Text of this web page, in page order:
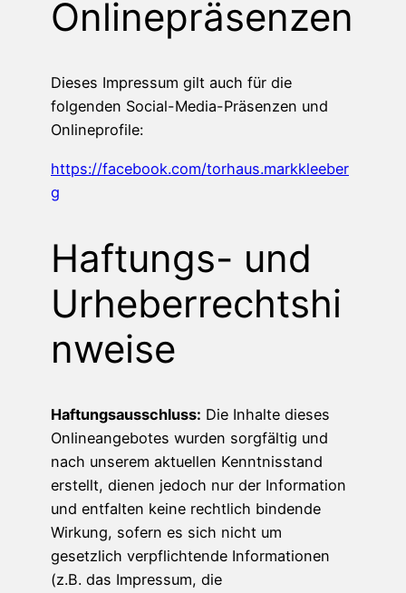
Onlinepräsenzen
Dieses Impressum gilt auch für die
folgenden Social-Media-Präsenzen und
Onlineprofile:
https://facebook.com/torhaus.markkleeber
g
Haftungs- und
Urheberrechtshi
nweise
Haftungsausschluss: Die Inhalte dieses
Onlineangebotes wurden sorgfältig und
nach unserem aktuellen Kenntnisstand
erstellt, dienen jedoch nur der Information
und entfalten keine rechtlich bindende
Wirkung, sofern es sich nicht um
gesetzlich verpflichtende Informationen
(z.B. das Impressum, die